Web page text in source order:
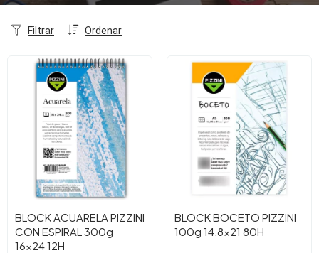
Ordenar
Filtrar
BLOCK ACUARELA PIZZINI
CON ESPIRAL 300g
16x24 12H
BLOCK BOCETO PIZZINI
100g 14,8x21 80H